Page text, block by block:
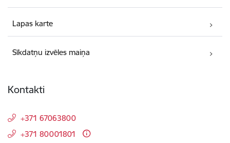
Lapas karte
Sīkdatņu izvēles maiņa
Kontakti
+371 67063800
+371 80001801